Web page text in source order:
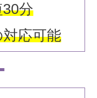
分
応可能